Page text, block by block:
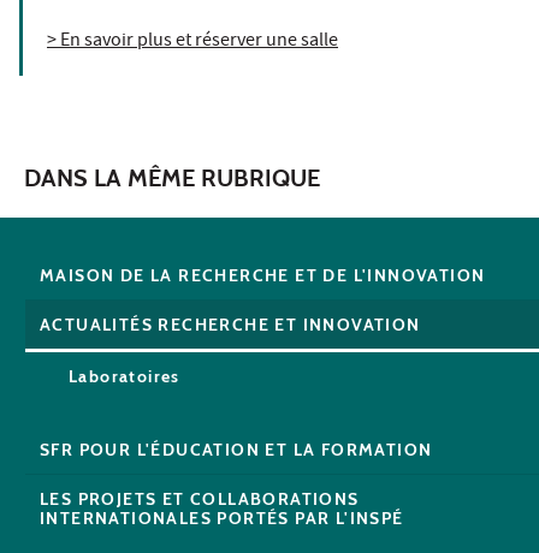
> En savoir plus et réserver une salle
DANS LA MÊME RUBRIQUE
MAISON DE LA RECHERCHE ET DE L'INNOVATION
ACTUALITÉS RECHERCHE ET INNOVATION
Laboratoires
SFR POUR L'ÉDUCATION ET LA FORMATION
LES PROJETS ET COLLABORATIONS
INTERNATIONALES PORTÉS PAR L'INSPÉ